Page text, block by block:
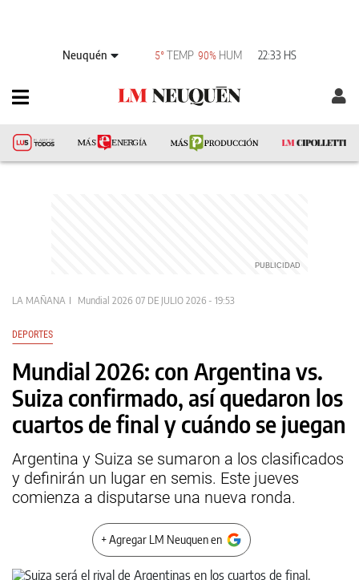
Neuquén 5°TEMP 90% HUM 22:33 HS
LA MAÑANA Mundial 2026 07 DE JULIO 2026 - 19:53
DEPORTES
Mundial 2026: con Argentina vs.
Suiza confirmado, así quedaron los
cuartos de final y cuándo se juegan
Argentina y Suiza se sumaron a los clasificados
y definirán un lugar en semis. Este jueves
comienza a disputarse una nueva ronda.
+ Agregar LM Neuquen en